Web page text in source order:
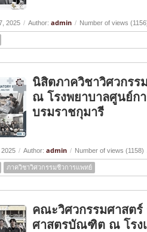
2025 / Author: admin / Number of views
นิสิตภาควิชาวิศวกรร
ณ โรงพยาบาลศูนย์ก
บรมราชกุมารี
/ Author: admin / Number of views (1158)
ภาควิชาวิศวกรรมชีวการแพทย์
คณะวิศวกรรมศาสตร์
ศาสตรบัณฑิต ณ โรง